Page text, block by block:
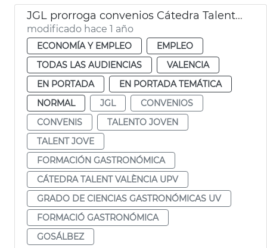
JGL prorroga convenios Cátedra Talent València UPV y grado de Ciencias Gastronómicas UV
modificado hace 1 año
ECONOMÍA Y EMPLEO
EMPLEO
TODAS LAS AUDIENCIAS
VALENCIA
EN PORTADA
EN PORTADA TEMÁTICA
NORMAL
JGL
CONVENIOS
CONVENIS
TALENTO JOVEN
TALENT JOVE
FORMACIÓN GASTRONÓMICA
CÁTEDRA TALENT VALÈNCIA UPV
GRADO DE CIENCIAS GASTRONÓMICAS UV
FORMACIÓ GASTRONÓMICA
GOSÁLBEZ